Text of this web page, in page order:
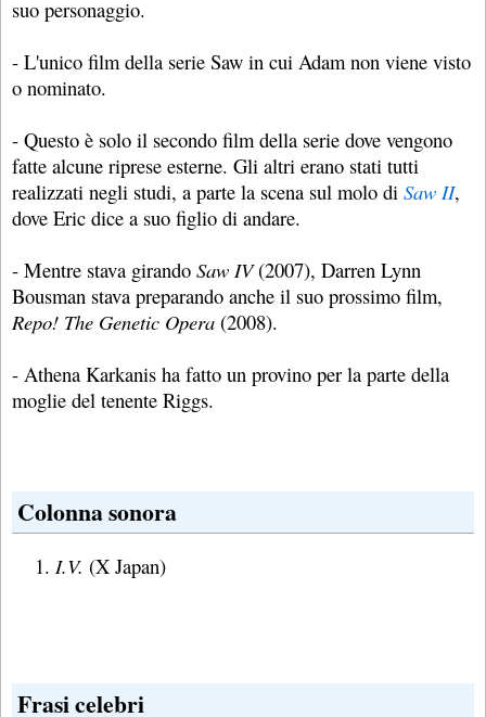
suo personaggio.
- L'unico film della serie Saw in cui Adam non viene visto
o nominato.
- Questo è solo il secondo film della serie dove vengono
fatte alcune riprese esterne. Gli altri erano stati tutti
realizzati negli studi, a parte la scena sul molo di Saw II,
dove Eric dice a suo figlio di andare.
- Mentre stava girando Saw IV(2007), Darren Lynn
Bousman stava preparando anche il suo prossimo film,
Repo! The Genetic Opera (2008).
- Athena Karkanis ha fatto un provino per la parte della
moglie del tenente Riggs.
Colonna sonora
I.V. (X Japan)
Frasi celebri